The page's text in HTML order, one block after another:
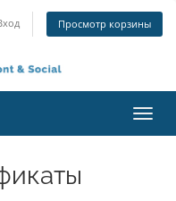
Просмотр корзины